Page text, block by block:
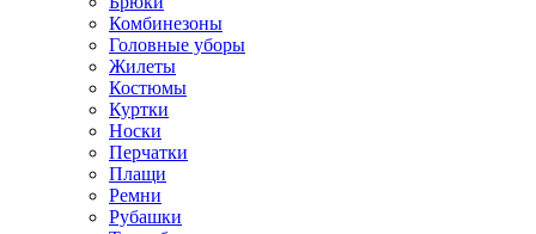
Комбинезоны
Головные уборы
Жилеты
Костюмы
Куртки
Носки
Перчатки
Плащи
Ремни
Рубашки